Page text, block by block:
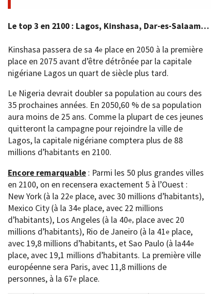
Le top 3 en 2100 : Lagos, Kinshasa, Dar-es-Salaam…
Kinshasa passera de sa 4e place en 2050 à la première
place en 2075 avant d’être détrônée par la capitale
nigériane Lagos un quart de siècle plus tard.
Le Nigeria devrait doubler sa population au cours des
35 prochaines années. En 2050,60 % de sa population
aura moins de 25 ans. Comme la plupart de ces jeunes
quitteront la campagne pour rejoindre la ville de
Lagos, la capitale nigériane comptera plus de 88
millions d’habitants en 2100.
Encore remarquable : Parmi les 50 plus grandes villes
en 2100, on en recensera exactement 5 à l’Ouest :
New York (à la 22e place, avec 30 millions d’habitants),
Mexico City (à la 34e place, avec 22 millions
d’habitants), Los Angeles (à la 40e, place avec 20
millions d’habitants), Rio de Janeiro (à la 41e place,
avec 19,8 millions d’habitants, et Sao Paulo (à la44e
place, avec 19,1 millions d’habitants. La première ville
européenne sera Paris, avec 11,8 millions de
personnes, à la 67e place.